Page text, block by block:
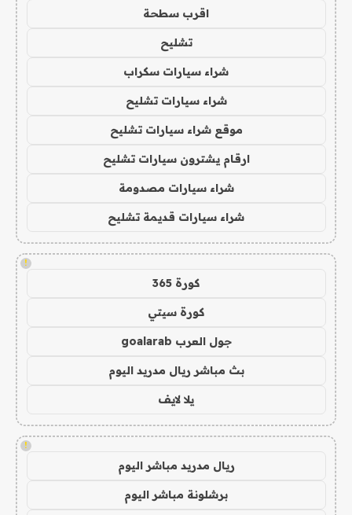
اقرب سطحة
تشليح
شراء سيارات سكراب
شراء سيارات تشليح
موقع شراء سيارات تشليح
ارقام يشترون سيارات تشليح
شراء سيارات مصدومة
شراء سيارات قديمة تشليح
!
كورة 365
كورة سيتي
جول العرب goalarab
بث مباشر ريال مدريد اليوم
يلا لايف
!
ريال مدريد مباشر اليوم
برشلونة مباشر اليوم